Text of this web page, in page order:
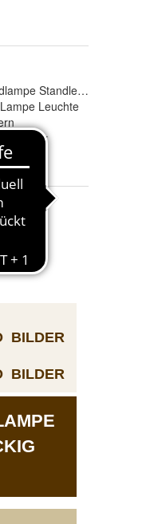
Standleuchte
Leuchte